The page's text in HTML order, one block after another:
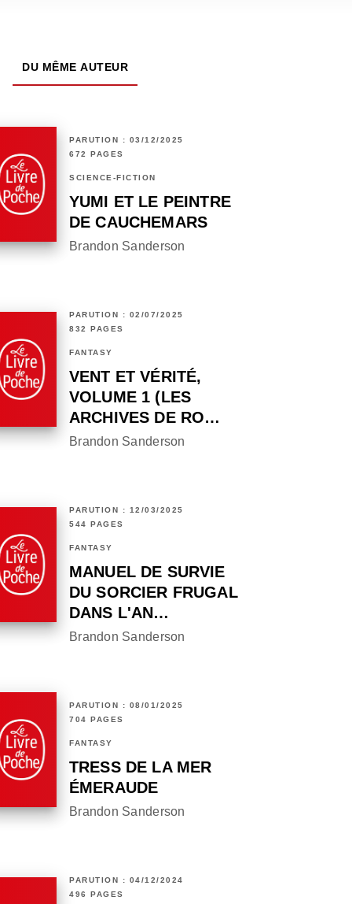
DU MÊME AUTEUR
PARUTION : 03/12/2025
672 PAGES
SCIENCE-FICTION
YUMI ET LE PEINTRE
DE CAUCHEMARS
Brandon Sanderson
PARUTION : 02/07/2025
832 PAGES
FANTASY
VENT ET VÉRITÉ,
VOLUME 1 (LES
ARCHIVES DE RO…
Brandon Sanderson
PARUTION : 12/03/2025
544 PAGES
FANTASY
MANUEL DE SURVIE
DU SORCIER FRUGAL
DANS L'AN…
Brandon Sanderson
PARUTION : 08/01/2025
704 PAGES
FANTASY
TRESS DE LA MER
ÉMERAUDE
Brandon Sanderson
PARUTION : 04/12/2024
496 PAGES